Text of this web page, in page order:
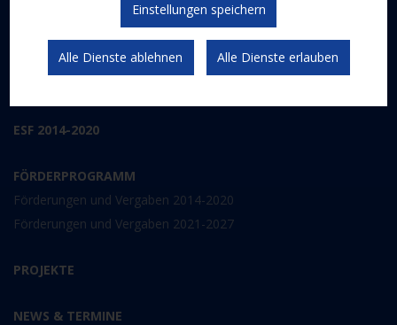
Schwerpunkte
Gesetzlicher Rahmen
ESF 2014-2020
FÖRDERPROGRAMM
Förderungen und Vergaben 2014-2020
Förderungen und Vergaben 2021-2027
PROJEKTE
NEWS & TERMINE
Einstellungen speichern
Alle Dienste ablehnen Alle Dienste erlauben